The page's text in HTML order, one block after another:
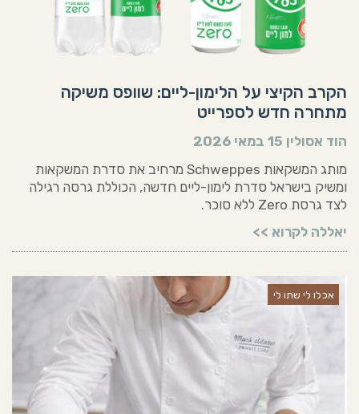
הקרב הקיצי על הלימון-ליים: שוופס משיקה
מתחרה חדש לספרייט
הוד אסולין 15 במאי 2026
מותג המשקאות Schweppes מרחיב את סדרת המשקאות
ומשיק בישראל סדרת לימון-ליים חדשה, הכוללת גרסה רגילה
לצד גרסת Zero ללא סוכר.
יאללה לקרוא >>
אכלו לי שתו לי